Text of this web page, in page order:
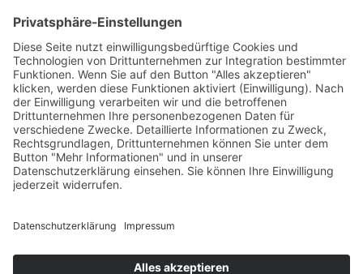
© HOTEL & APPARTEMENTS TORGGLERHOF***SUPERIOR
DATENSCHUTZ
CIN FUCHSMAURER: IT021011B4BH7D7632